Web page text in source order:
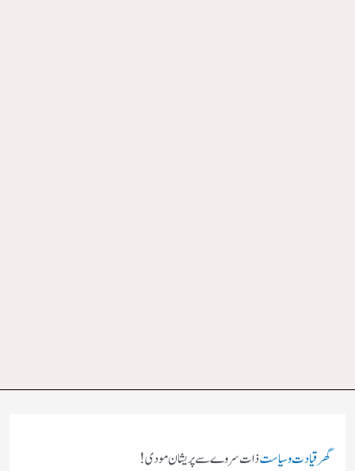
گھرقیادت وسیاستذات سروے سے پریشان مودی !